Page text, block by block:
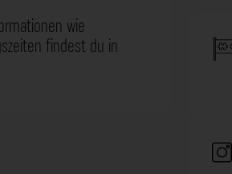
wie
findest du in